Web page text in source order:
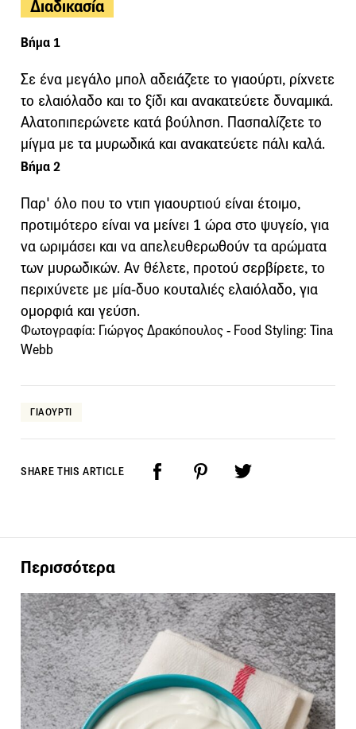
Διαδικασία
Βήμα 1
Σε ένα μεγάλο μπολ αδειάζετε το γιαούρτι, ρίχνετε
το ελαιόλαδο και το ξίδι και ανακατεύετε δυναμικά.
Αλατοπιπερώνετε κατά βούληση. Πασπαλίζετε το
μίγμα με τα μυρωδικά και ανακατεύετε πάλι καλά.
Βήμα 2
Παρ' όλο που το ντιπ γιαουρτιού είναι έτοιμο,
προτιμότερο είναι να μείνει 1 ώρα στο ψυγείο, για
να ωριμάσει και να απελευθερωθούν τα αρώματα
των μυρωδικών. Αν θέλετε, προτού σερβίρετε, το
περιχύνετε με μία-δυο κουταλιές ελαιόλαδο, για
ομορφιά και γεύση.
Φωτογραφία: Γιώργος Δρακόπουλος - Food Styling: Tina
Webb
ΓΙΑΟΥΡΤΙ
SHARE THIS ARTICLE
Περισσότερα